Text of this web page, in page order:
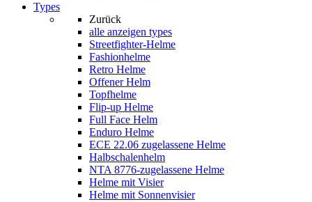
Types
Zurück
alle anzeigen types
Streetfighter-Helme
Fashionhelme
Retro Helme
Offener Helm
Topfhelme
Flip-up Helme
Full Face Helm
Enduro Helme
ECE 22.06 zugelassene Helme
Halbschalenhelm
NTA 8776-zugelassene Helme
Helme mit Visier
Helme mit Sonnenvisier